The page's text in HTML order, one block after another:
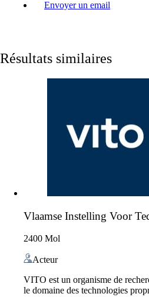
Envoyer un email
Résultats similaires
Vlaamse Instelling Voor
2400 Mol
Acteur
VITO est un organisme de
le domaine des technologies